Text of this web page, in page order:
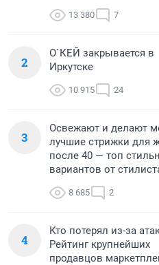
13 380 7
2
О`КЕЙ закрывается в
Иркутске
10 915 24
3
Освежают и делают
лучшие стрижки для
после 40 — топ
вариантов от
8 685 2
4
Кто потерял из-за
Рейтинг крупнейших
продавцов